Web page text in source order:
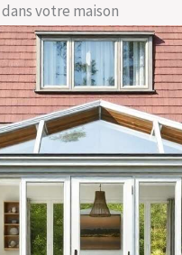
votre maison